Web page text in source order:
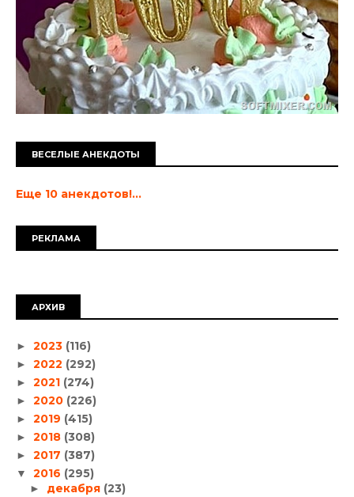
ВЕСЕЛЫЕ АНЕКДОТЫ
Еще 10 анекдотов!...
РЕКЛАМА
АРХИВ
► 2023 (116)
► 2022 (292)
► 2021 (274)
► 2020 (226)
► 2019 (415)
► 2018 (308)
► 2017 (387)
▼ 2016 (295)
► декабря (23)